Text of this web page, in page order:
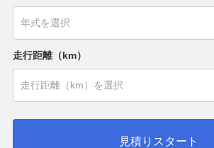
走行距離（km）
見積りスタート